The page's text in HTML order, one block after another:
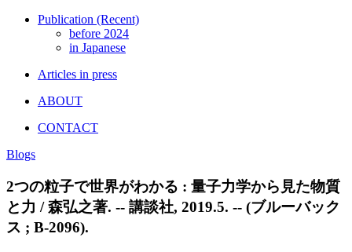
Publication (Recent)
before 2024
in Japanese
Articles in press
ABOUT
CONTACT
Blogs
2つの粒子で世界がわかる : 量子力学から見た物質
と力 / 森弘之著. -- 講談社, 2019.5. -- (ブルーバック
ス ; B-2096).